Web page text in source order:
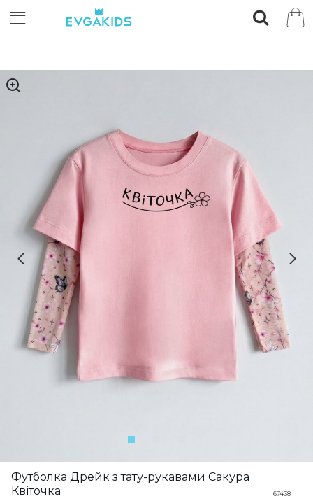
Футболка Дрейк з тату-рукавами Сакура
Квіточка
67438